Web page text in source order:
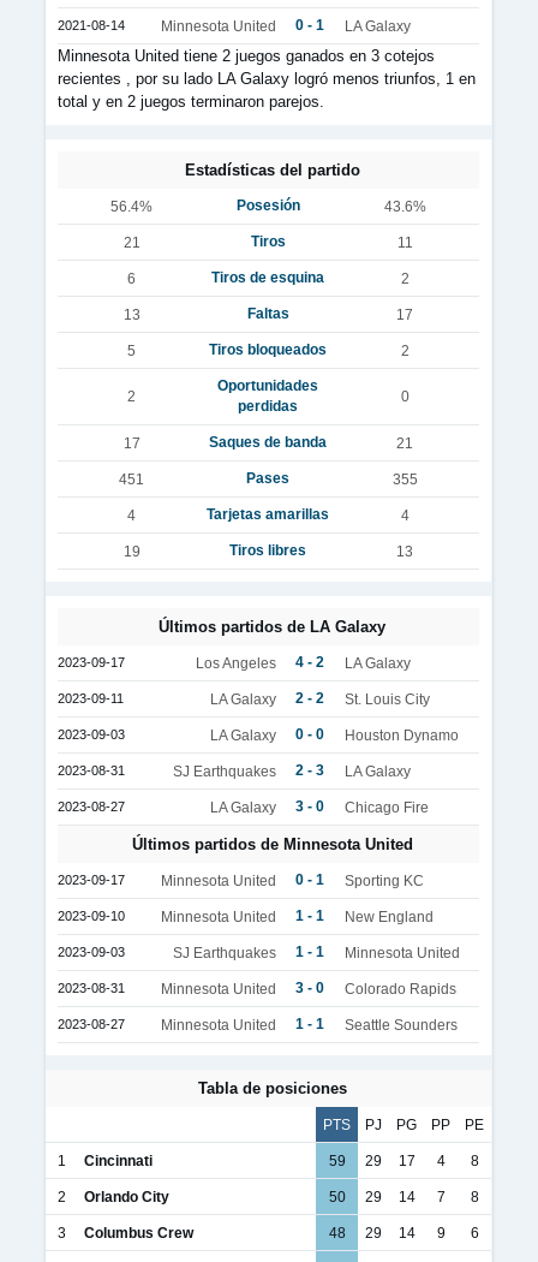
2021-08-14 Minnesota United 0 - 1 LA Galaxy
Minnesota United tiene 2 juegos ganados en 3 cotejos
recientes , por su lado LA Galaxy logró menos triunfos, 1 en
total y en 2 juegos terminaron parejos.
Estadísticas del partido
56.4% Posesión 43.6%
21 Tiros 11
6 Tiros de esquina 2
13 Faltas 17
5 Tiros bloqueados 2
2
Oportunidades
perdidas
0
17 Saques de banda 21
451 Pases 355
4 Tarjetas amarillas 4
19 Tiros libres 13
Últimos partidos de LA Galaxy
2023-09-17 Los Angeles 4 - 2 LA Galaxy
2023-09-11 LA Galaxy 2 - 2 St. Louis City
2023-09-03 LA Galaxy 0 - 0 Houston Dynamo
2023-08-31 SJ Earthquakes 2 - 3 LA Galaxy
2023-08-27 LA Galaxy 3 - 0 Chicago Fire
Últimos partidos de Minnesota United
2023-09-17 Minnesota United 0 - 1 Sporting KC
2023-09-10 Minnesota United 1 - 1 New England
2023-09-03 SJ Earthquakes 1 - 1 Minnesota United
2023-08-31 Minnesota United 3 - 0 Colorado Rapids
2023-08-27 Minnesota United 1 - 1 Seattle Sounders
Tabla de posiciones
PTS PJ PG PP PE
1 Cincinnati 59 29 17 4 8
2 Orlando City 50 29 14 7 8
3 Columbus Crew 48 29 14 9 6